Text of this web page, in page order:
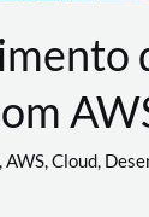
,AWS,Cloud,